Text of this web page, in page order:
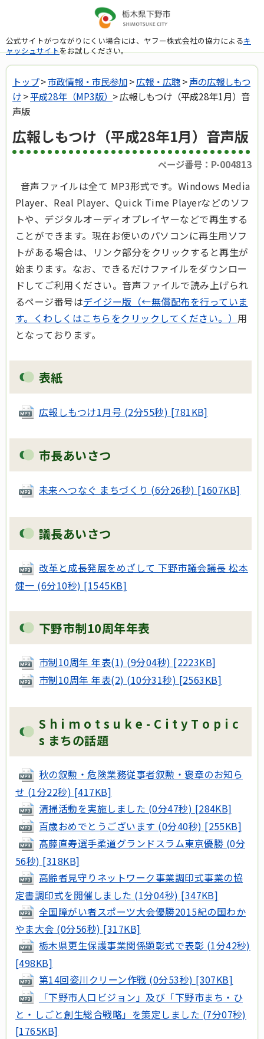
公式サイトがつながりにくい場合には、ヤフー株式会社の協力によるキ
ャッシュサイトをお試しください。
トップ>市政情報・市民参加>広報・広聴>声の広報しもつ
け>平成28年（MP3版） > 広報しもつけ（平成28年1月）音
声版
広報しもつけ（平成28年1月）音声版
ページ番号：P-004813
音声ファイルは全て MP3形式です。Windows Media
Player、Real Player、Quick Time Playerなどのソフ
トや、デジタルオーディオプレイヤーなどで再生する
ことができます。現在お使いのパソコンに再生用ソフ
トがある場合は、リンク部分をクリックすると再生が
始まります。なお、できるだけファイルをダウンロー
ドしてご利用ください。音声ファイルで読み上げられ
るページ番号はデイジー版（←無償配布を行っていま
す。くわしくはこちらをクリックしてください。） 用
となっております。
表紙
広報しもつけ1月号 (2分55秒) [781KB]
市長あいさつ
未来へつなぐ まちづくり (6分26秒) [1607KB]
議長あいさつ
改革と成長発展をめざして 下野市議会議長 松本
健一 (6分10秒) [1545KB]
下野市制10周年年表
市制10周年 年表(1) (9分04秒) [2223KB]
市制10周年 年表(2) (10分31秒) [2563KB]
S h i m o t s u k e - C i t y T o p i c
s まちの話題
秋の叙勲・危険業務従事者叙勲・褒章のお知ら
せ (1分22秒) [417KB]
清掃活動を実施しました (0分47秒) [284KB]
百歳おめでとうございます (0分40秒) [255KB]
髙藤直寿選手柔道グランドスラム東京優勝 (0分
56秒) [318KB]
高齢者見守りネットワーク事業調印式事業の協
定書調印式を開催しました (1分04秒) [347KB]
全国障がい者スポーツ大会優勝2015紀の国わか
やま大会 (0分56秒) [317KB]
栃木県更生保護事業関係顕彰式で表彰 (1分42秒)
[498KB]
第14回姿川クリーン作戦 (0分53秒) [307KB]
「下野市人口ビジョン」及び「下野市まち・ひ
と・しごと創生総合戦略」を策定しました (7分07秒)
[1765KB]